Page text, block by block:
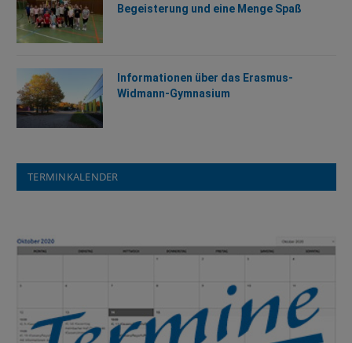
Begeisterung und eine Menge Spaß
Informationen über das Erasmus-
Widmann-Gymnasium
TERMINKALENDER